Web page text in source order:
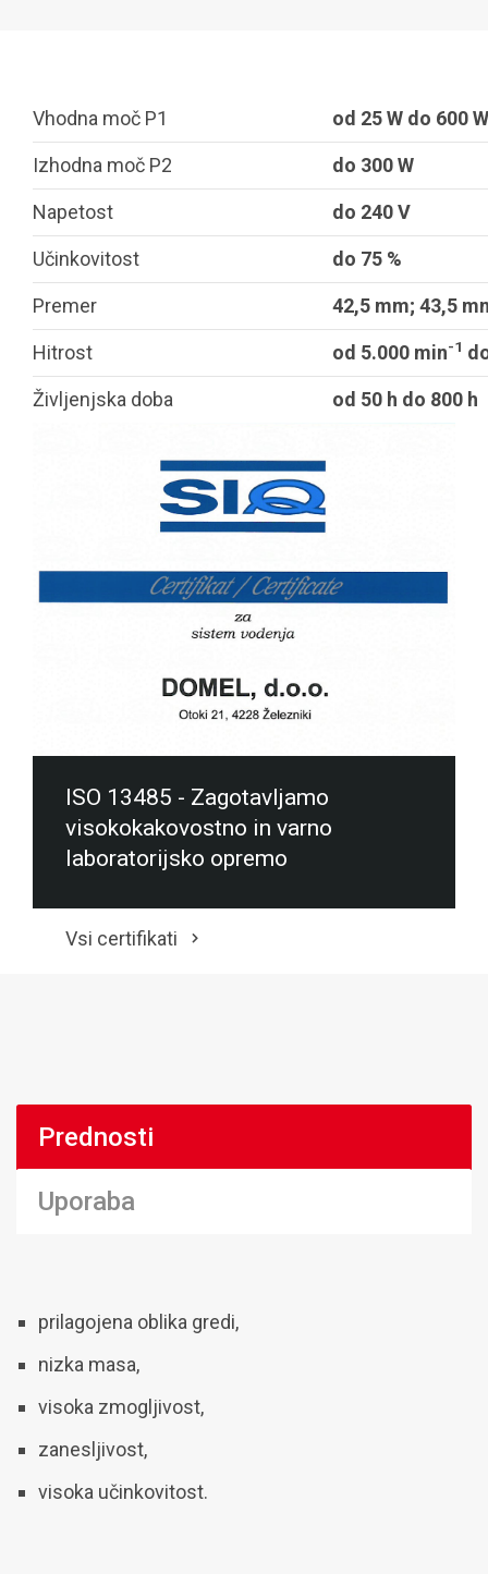
Vhodna moč P1 od 25 W do 600 W
Izhodna moč P2 do 300 W
Napetost do 240 V
Učinkovitost do 75 %
Premer 42,5 mm; 43,5
Hitrost od 5.000 min-1
Življenjska doba od 50 h do 800 h
ISO 13485 - Zagotavljamo
visokokakovostno in varno
laboratorijsko opremo
Vsi certifikati
Prednosti
Uporaba
prilagojena oblika gredi,
nizka masa,
visoka zmogljivost,
zanesljivost,
visoka učinkovitost.